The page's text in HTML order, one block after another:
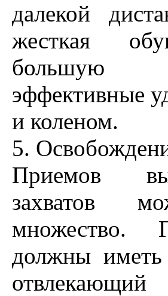
далекой
жесткая
большую
эффективные
и коленом.
5.
Приемов
захватов
множество.
должны